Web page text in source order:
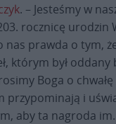
. – Jesteśmy w
rocznicę
prawda o tym,
którym był
Boga o
i
aby ta nagroda